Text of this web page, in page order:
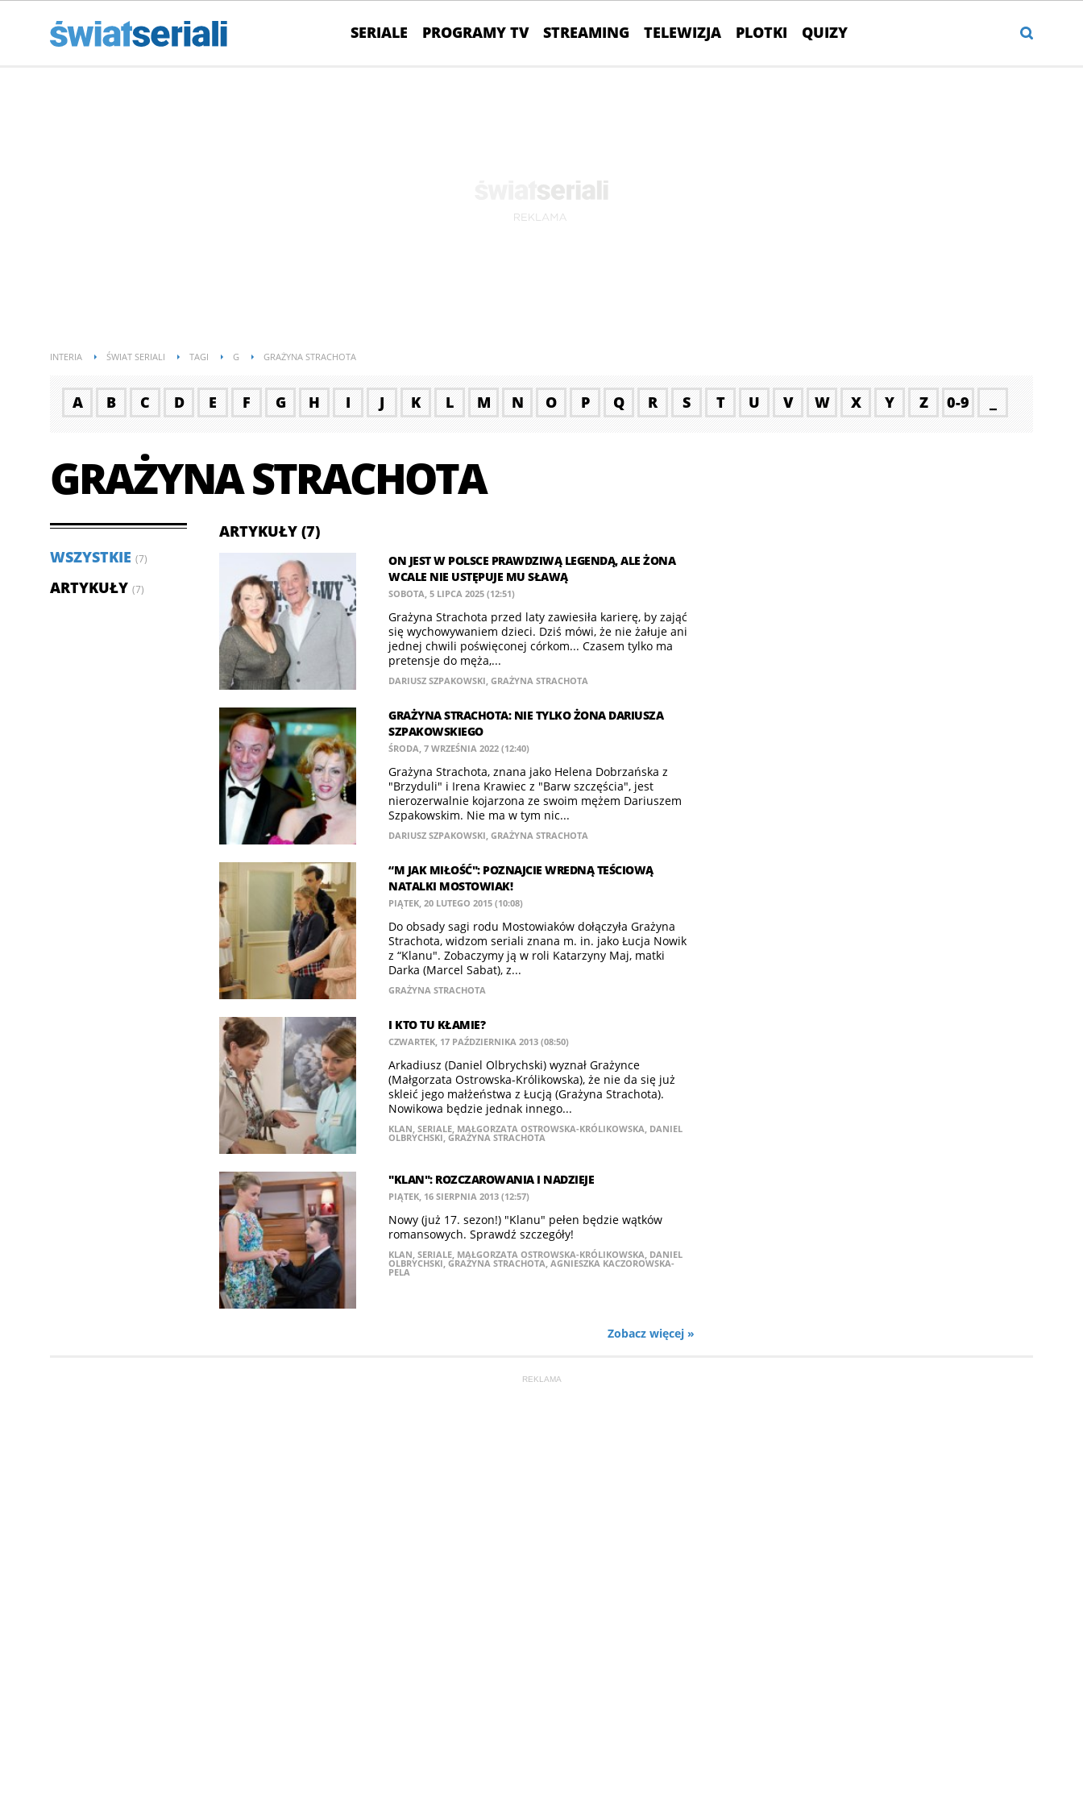
SERIALE PROGRAMY TV STREAMING TELEWIZJA PLOTKI QUIZY
INTERIA ŚWIAT SERIALI TAGI G GRAŻYNA STRACHOTA
A B C D E F G H I J K L M N O P Q R S T U V W X Y Z 0-9
GRAŻYNA STRACHOTA
WSZYSTKIE (7)
ARTYKUŁY (7)
ARTYKUŁY (7)
ON JEST W POLSCE PRAWDZIWĄ LEGENDĄ, ALE ŻONA
WCALE NIE USTĘPUJE MU SŁAWĄ
SOBOTA, 5 LIPCA 2025 (12:51)
Grażyna Strachota przed laty zawiesiła karierę, by zająć
się wychowywaniem dzieci. Dziś mówi, że nie żałuje ani
jednej chwili poświęconej córkom... Czasem tylko ma
pretensje do męża,...
DARIUSZ SZPAKOWSKI, GRAŻYNA STRACHOTA
GRAŻYNA STRACHOTA: NIE TYLKO ŻONA DARIUSZA
SZPAKOWSKIEGO
ŚRODA, 7 WRZEŚNIA 2022 (12:40)
Grażyna Strachota, znana jako Helena Dobrzańska z
"Brzyduli" i Irena Krawiec z "Barw szczęścia", jest
nierozerwalnie kojarzona ze swoim mężem Dariuszem
Szpakowskim. Nie ma w tym nic...
DARIUSZ SZPAKOWSKI, GRAŻYNA STRACHOTA
“M JAK MIŁOŚĆ": POZNAJCIE WREDNĄ TEŚCIOWĄ
NATALKI MOSTOWIAK!
PIĄTEK, 20 LUTEGO 2015 (10:08)
Do obsady sagi rodu Mostowiaków dołączyła Grażyna
Strachota, widzom seriali znana m. in. jako Łucja Nowik
z “Klanu". Zobaczymy ją w roli Katarzyny Maj, matki
Darka (Marcel Sabat), z...
GRAŻYNA STRACHOTA
I KTO TU KŁAMIE?
CZWARTEK, 17 PAŹDZIERNIKA 2013 (08:50)
Arkadiusz (Daniel Olbrychski) wyznał Grażynce
(Małgorzata Ostrowska-Królikowska), że nie da się już
skleić jego małżeństwa z Łucją (Grażyna Strachota).
Nowikowa będzie jednak innego...
KLAN, SERIALE, MAŁGORZATA OSTROWSKA-KRÓLIKOWSKA, DANIEL
OLBRYCHSKI, GRAŻYNA STRACHOTA
"KLAN": ROZCZAROWANIA I NADZIEJE
PIĄTEK, 16 SIERPNIA 2013 (12:57)
Nowy (już 17. sezon!) "Klanu" pełen będzie wątków
romansowych. Sprawdź szczegóły!
KLAN, SERIALE, MAŁGORZATA OSTROWSKA-KRÓLIKOWSKA, DANIEL
OLBRYCHSKI, GRAŻYNA STRACHOTA, AGNIESZKA KACZOROWSKA-
PELA
Zobacz więcej »
REKLAMA